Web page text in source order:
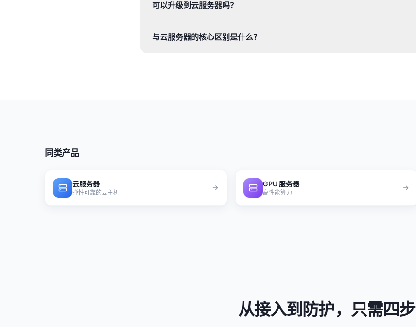
可以升级到云服务器吗？
与云服务器的核心区别是什么？
同类产品
云服务器
弹性可靠的云主机
GPU 服务器
高性能算力
从接入到防护，只需四步